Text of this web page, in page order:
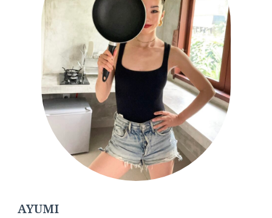
AYUMI